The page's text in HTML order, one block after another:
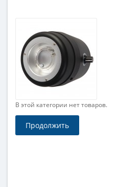
В этой категории нет товаров.
Продолжить